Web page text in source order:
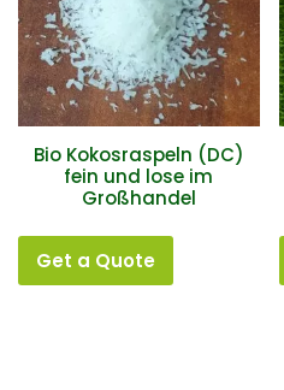
Bio Kokosraspeln (DC)
fein und lose im
Großhandel
Get a Quote